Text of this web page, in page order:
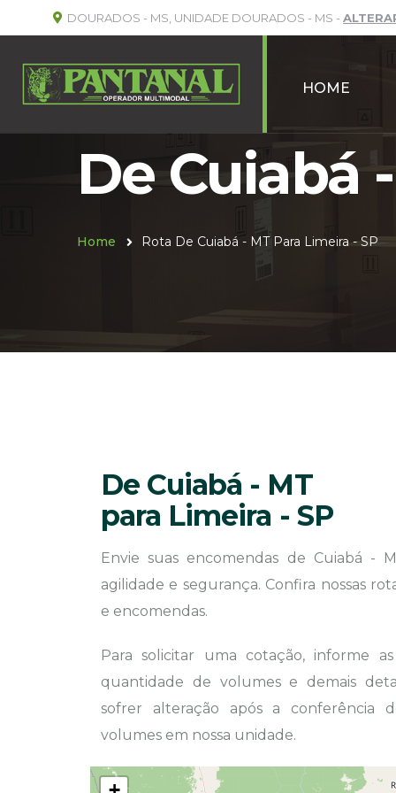
DOURADOS - MS, UNIDADE DOURADOS - MS -
HOME
De Cuiabá
Home Rota De Cuiabá - MT Para Limeira - SP
De Cuiabá - MT
para Limeira - SP
Envie suas encomendas de Cuiabá -
agilidade e segurança. Confira nossas
e encomendas.
Para solicitar uma cotação, informe
quantidade de volumes e demais
sofrer alteração após a conferência
volumes em nossa unidade.